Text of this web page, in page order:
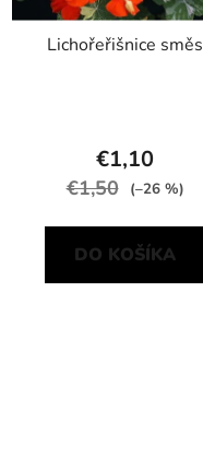
Lichořeřišnice směs
€1,10
€1,50 (–26 %)
DO KOŠÍKA